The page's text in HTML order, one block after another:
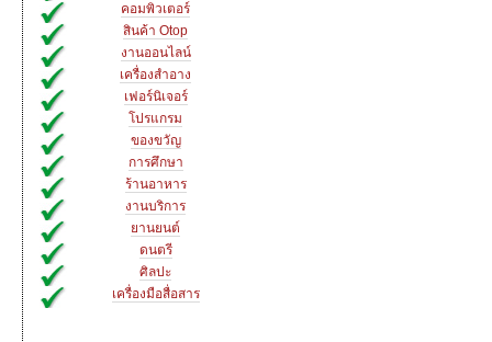
คอมพิวเตอร์
สินค้า Otop
งานออนไลน์
เครื่องสำอาง
เฟอร์นิเจอร์
โปรแกรม
ของขวัญ
การศึกษา
ร้านอาหาร
งานบริการ
ยานยนต์
ดนตรี
ศิลปะ
เครื่องมือสื่อสาร